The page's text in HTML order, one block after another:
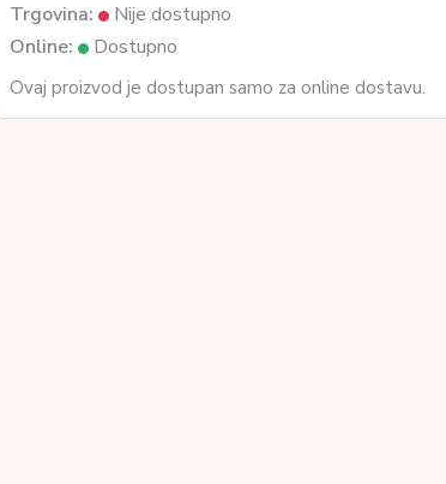
Trgovina:
Nije dostupno
Online:
Dostupno
Ovaj proizvod je dostupan samo za online dostavu.